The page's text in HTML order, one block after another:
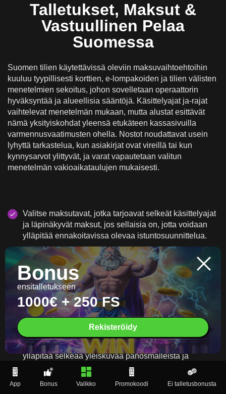
Talletukset, Maksut &
Vastuullinen Pelaa
Suomessa
Suomen tilien käytettävissä oleviin maksuvaihtoehtoihin
kuuluu tyypillisesti korttien, e-lompakoiden ja tilien välisten
menetelmien sekoitus, johon sovelletaan operaattorin
hyväksyntää ja alueellisia sääntöjä. Käsittelyajat ja-rajat
vaihtelevat menetelmän mukaan, mutta alustat esittävät
nämä yksityiskohdat yleensä etukäteen kassasivuilla
varmennusvaatimusten ohella. Nostot noudattavat usein
lyhyttä tarkastelua, kun asiakirjat ovat vireillä tai kun
kynnysarvot ylittyvät, ja varat vapautetaan valitun
menetelmän vakioaikataulujen mukaisesti.
Valitse maksutavat, jotka tarjoavat selkeät käsittelyajat
ja läpinäkyvät maksut, jos sellaisia on, jotta voidaan
ylläpitää ennakoitavissa olevaa istuntosuunnittelua.
Käytä tilityökaluja, kuten talletusrajoja ja
aikamuistutuksia, jotta voit kohdistaa toiston etukäteen
asetettujen henkilökohtaisten rajojen kanssa.
Pidä vahvistusasiakirjat valmiina tarvittaessa nostojen
ja tilipäivitysten viivästysten minimoimiseksi.
Seuraa tapahtumahistoriaa tiliportaalissa, jotta voit
ylläpitää selkeää yleiskuvaa panosmalleista ja
istuntokustannuksista.
Bonus
ensitalletukseen
1000€ + 250 FS
Rekisteröidy
App Bonus Valikko Promokoodi Ei talletusbonusta